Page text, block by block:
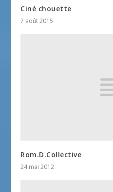
Ciné chouette
7 août 2015
Rom.D.Collective
24 mai 2012